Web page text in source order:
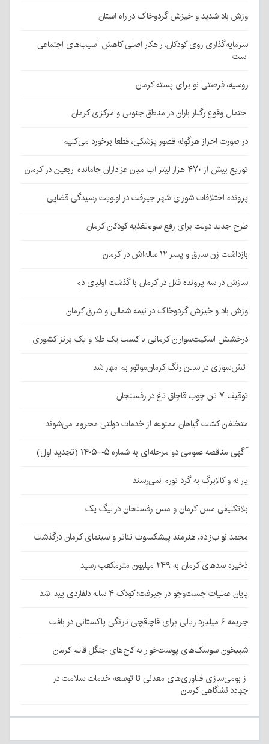
وزش باد شدید و خیزش گردوخاک در راه استان
سرمایه‌گذاری روی کودکان، راهکار اصلی کاهش آسیب‌های اجتماعی
است
روسیه، فرصتی نو برای پسته کرمان
احتمال وقوع رگبار باران در مناطق جنوبی و مرکزی کرمان
در صورت احراز هرگونه قصور پزشکی، قطعا برخورد می‌کنیم
توزیع بیش از ۴۷۰ هزار لیتر آب میان عزاداران جامانده اربعین در کرمان
پرونده اختلافات شورای شهر جیرفت در اولویت رسیدگی قضایی
طرح جدید دولت برای رفع سوءتغذیه کودکان کرمان
بازداشت زن سارق و پسر ۱۲ ساله‌اش در کرمان
سازش در سه پرونده قتل در کرمان با گذشت اولیای دم
وزش باد و خیزش گردوخاک در نیمه شمالی و شرق کرمان
درخشش اسکیت‌سواران کرمانی با کسب یک طلا و یک برنز کشوری
آتش‌سوزی در سالن رنگ کرمان‌موتور بم مهار شد
توقیف ۷ تن چوب قاچاق تاغ در رفسنجان
متخلفان کشت گیاهان ممنوعه از خدمات دولتی محروم می‌شوند
آگهی مناقصه عمومی دو مرحله‌ای به شماره ۰۵-۱۴۰۵ (تجدید اول)
یارانه و کالابرگ به گرد تورم نمی‌رسند
بلاتکلیفی مس کرمان و مس رفسنجان در لیگ یک
محمد نواب‌زاده، هنرمند پیشکسوت تئاتر و سینمای کرمان درگذشت
ذخیره سدهای کرمان به ۲۴۹ میلیون مترمکعب رسید
پایان عملیات جست‌وجو در جیرفت؛ کودک ۴ ساله دلفاردی پیدا شد
جریمه ۶ میلیارد ریالی برای قاچاقچی نارنگی پاکستانی در بافت
شبیخون سوسک‌های پوست‌خوار به کاج‌های جنگل قائم کرمان
از بومی‌سازی فناوری‌های معدنی تا توسعه خدمات سلامت در
جهاددانشگاهی کرمان